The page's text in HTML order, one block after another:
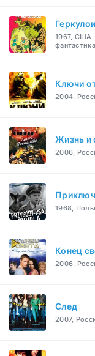
1967, США,
Ключи
2004,
Жизнь и
2006,
1968,
Конец
2006,
След
2007,